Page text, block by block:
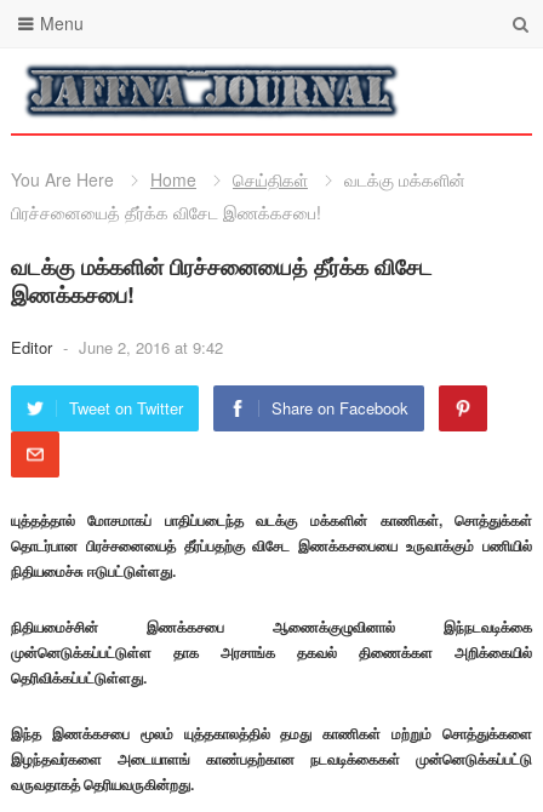
Menu
You Are Here Home செய்திகள்
வடக்கு மக்களின்
பிரச்சனையைத் தீர்க்க விசேட இணக்கசபை!
வடக்கு மக்களின் பிரச்சனையைத் தீர்க்க விசேட
இணக்கசபை!
Editor - June 2, 2016 at 9:42
Tweet on Twitter Share on Facebook
யுத்தத்தால் மோசமாகப் பாதிப்படைந்த வடக்கு மக்களின் காணிகள், சொத்துக்கள்
தொடர்பான பிரச்சனையைத் தீர்ப்பதற்கு விசேட இணக்கசபையை உருவாக்கும் பணியில்
நிதியமைச்சு ஈடுபட்டுள்ளது.
நிதியமைச்சின் இணக்கசபை ஆணைக்குழுவினால் இந்நடவடிக்கை
முன்னெடுக்கப்பட்டுள்ள தாக அரசாங்க தகவல் திணைக்கள அறிக்கையில்
தெரிவிக்கப்பட்டுள்ளது.
இந்த இணக்கசபை மூலம் யுத்தகாலத்தில் தமது காணிகள் மற்றும் சொத்துக்களை
இழந்தவர்களை அடையாளங் காண்பதற்கான நடவடிக்கைகள் முன்னெடுக்கப்பட்டு
வருவதாகத் தெரியவருகின்றது.